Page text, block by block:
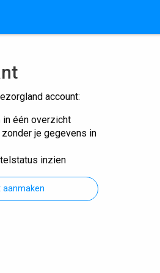
account:
één overzicht
je gegevens in
inzien